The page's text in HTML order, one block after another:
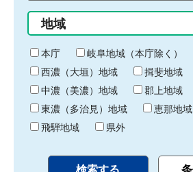
始
り
間
終
わ
り
地域
本庁
岐阜地域（本庁除く）
西濃（大垣）地域
揖斐地域
中濃（美濃）地域
郡上地域
東濃（多治見）地域
恵那地域
飛騨地域
県外